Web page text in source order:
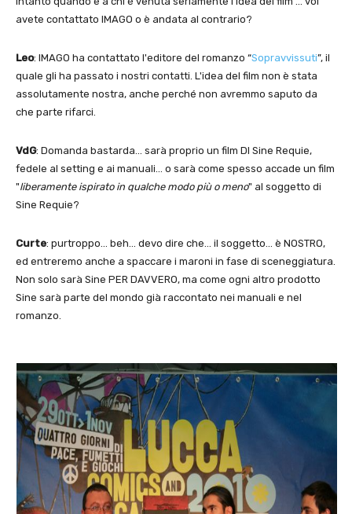
avete contattato IMAGO o è andata al contrario?
Leo: IMAGO ha contattato l'editore del romanzo “Sopravvissuti”, il
quale gli ha passato i nostri contatti. L'idea del film non è stata
assolutamente nostra, anche perché non avremmo saputo da
che parte rifarci.
VdG: Domanda bastarda… sarà proprio un film DI Sine Requie,
fedele al setting e ai manuali… o sarà come spesso accade un film
"liberamente ispirato in qualche modo più o meno" al soggetto di
Sine Requie?
Curte: purtroppo… beh… devo dire che… il soggetto… è NOSTRO,
ed entreremo anche a spaccare i maroni in fase di sceneggiatura.
Non solo sarà Sine PER DAVVERO, ma come ogni altro prodotto
Sine sarà parte del mondo già raccontato nei manuali e nel
romanzo.